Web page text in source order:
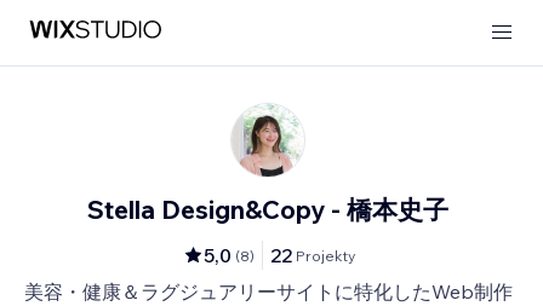
Stella Design&Copy - 橋本史子
5,0 (8) 22 Projekty
美容・健康＆ラグジュアリーサイトに特化したWeb制作